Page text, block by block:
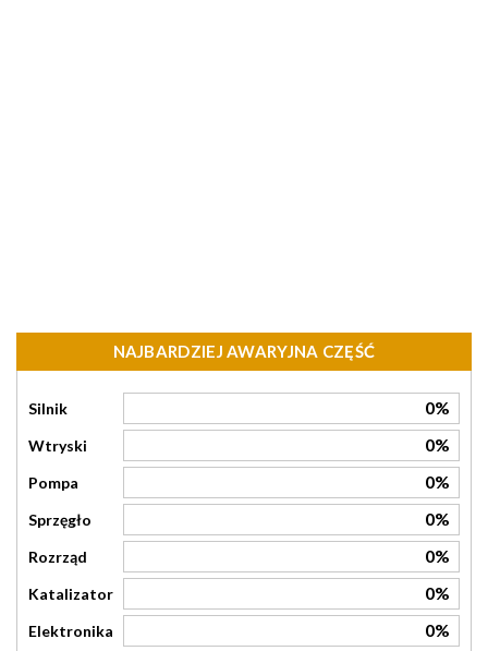
NAJBARDZIEJ AWARYJNA CZĘŚĆ
Silnik 0%
Wtryski 0%
Pompa 0%
Sprzęgło 0%
Rozrząd 0%
Katalizator 0%
Elektronika 0%